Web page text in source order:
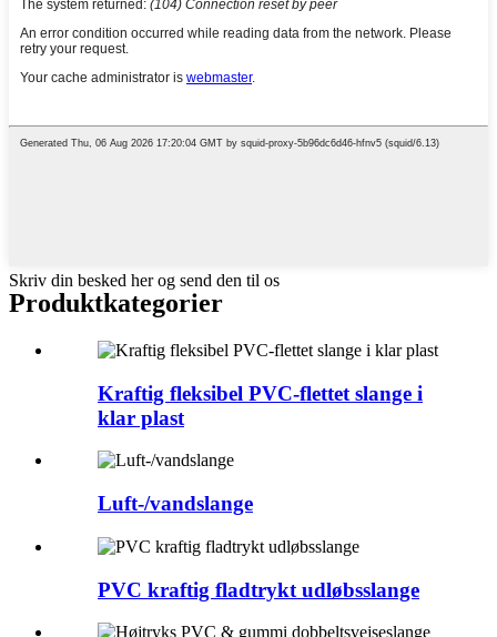
Skriv din besked her og send den til os
Produktkategorier
Kraftig fleksibel PVC-flettet slange i
klar plast
Luft-/vandslange
PVC kraftig fladtrykt udløbsslange